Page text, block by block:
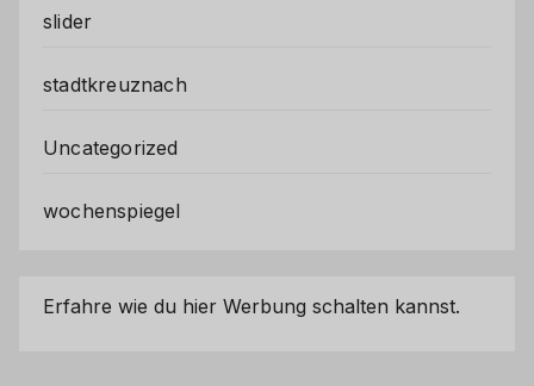
slider
stadtkreuznach
Uncategorized
wochenspiegel
Erfahre wie du hier Werbung schalten kannst.